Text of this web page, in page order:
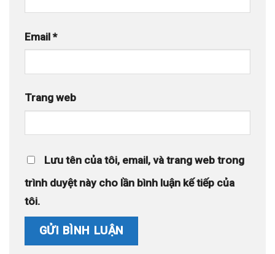
Email *
Trang web
Lưu tên của tôi, email, và trang web trong
trình duyệt này cho lần bình luận kế tiếp của
tôi.